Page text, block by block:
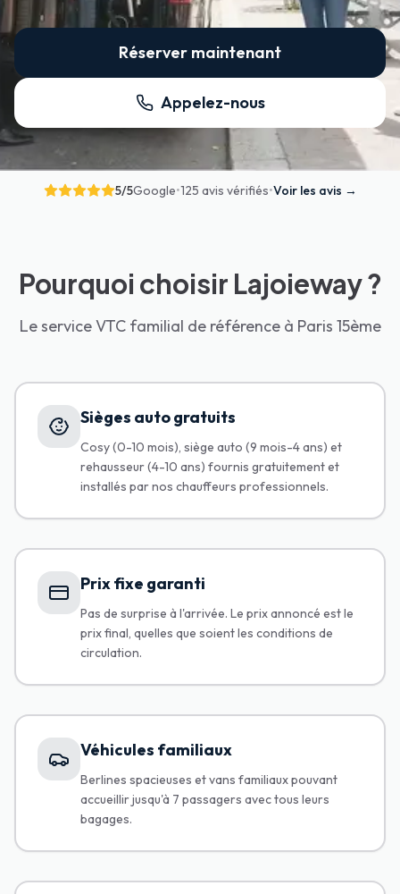
Réserver maintenant
Appelez-nous
5/5Google•125 avis vérifiés•Voir les avis →
Pourquoi choisir Lajoieway ?
Le service VTC familial de référence à Paris 15ème
Sièges auto gratuits
Cosy (0-10 mois), siège auto (9 mois-4 ans) et
rehausseur (4-10 ans) fournis gratuitement et
installés par nos chauffeurs professionnels.
Prix fixe garanti
Pas de surprise à l'arrivée. Le prix annoncé est le
prix final, quelles que soient les conditions de
circulation.
Véhicules familiaux
Berlines spacieuses et vans familiaux pouvant
accueillir jusqu'à 7 passagers avec tous leurs
bagages.